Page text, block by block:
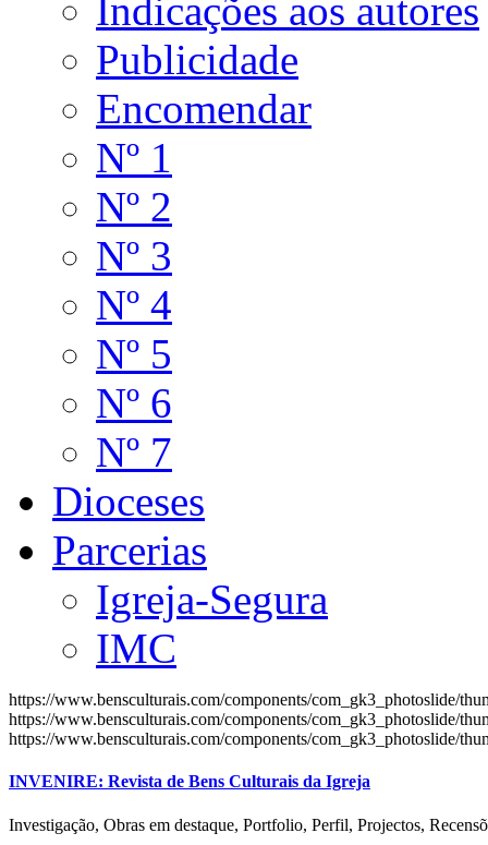
Indicações aos autores
Publicidade
Encomendar
Nº 1
Nº 2
Nº 3
Nº 4
Nº 5
Nº 6
Nº 7
Dioceses
Parcerias
Igreja-Segura
IMC
https://www.bensculturais.com/components/com_gk3_photoslide/
https://www.bensculturais.com/components/com_gk3_photoslide/
https://www.bensculturais.com/components/com_gk3_photoslide/
INVENIRE: Revista de Bens Culturais da Igreja
Investigação, Obras em destaque, Portfolio, Perfil, Projectos,